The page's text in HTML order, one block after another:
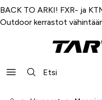
BACK TO ARKI! FXR- ja
Outdoor kerrastot